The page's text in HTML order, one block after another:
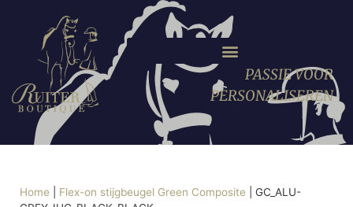
PASSIE VOOR
PERSONALISEREN
Home Flex-on stijgbeugel Green Composite
GC_ALU-